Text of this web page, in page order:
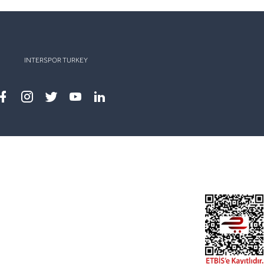
INTERSPOR TURKEY